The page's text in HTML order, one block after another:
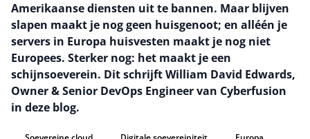
Amerikaanse diensten uit te bannen. Maar blijven
slapen maakt je nog geen huisgenoot; en alléén je
servers in Europa huisvesten maakt je nog niet
Europees. Sterker nog: het maakt je een
schijnsoeverein. Dit schrijft William David Edwards,
Owner & Senior DevOps Engineer van Cyberfusion
in deze blog.